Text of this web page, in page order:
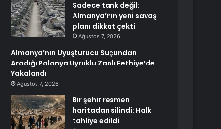
Sadece tank değil:
Almanya’nın yeni savaş
planı dikkat çekti
Ağustos 7, 2026
Almanya’nın Uyuşturucu Suçundan
Aradığı Polonya Uyruklu Zanlı Fethiye’de
Yakalandı
Ağustos 7, 2026
Bir şehir resmen
haritadan silindi: Halk
tahliye edildi